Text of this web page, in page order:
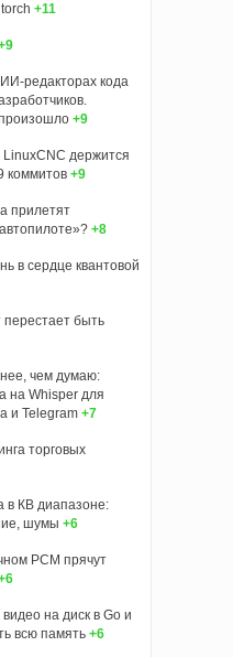
+11
редакторах кода
+9
LinuxCNC держится
коммитов +9
прилетят
+8
в сердце квантовой
перестает быть
чем думаю:
на Whisper для
и Telegram +7
торговых
в КВ диапазоне:
шумы +6
PCM прячут
на диск в Go и
всю память +6